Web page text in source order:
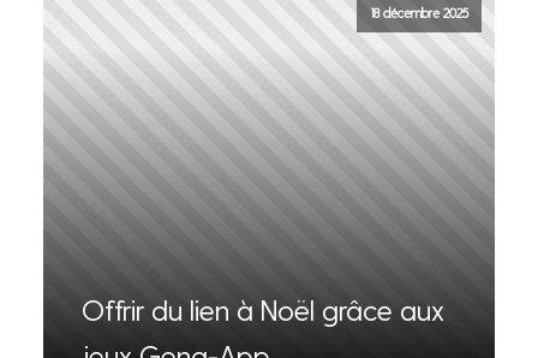
18 décembre 2025
Offrir du lien à Noël grâce aux